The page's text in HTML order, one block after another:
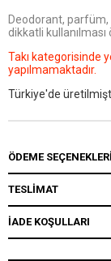
Deodorant,
dikkatli kullanılması
Takı kategorisinde
yapılmamaktadır.
Türkiye'de
ÖDEME SEÇENEKLERI
TESLİMAT
İADE KOŞULLARI